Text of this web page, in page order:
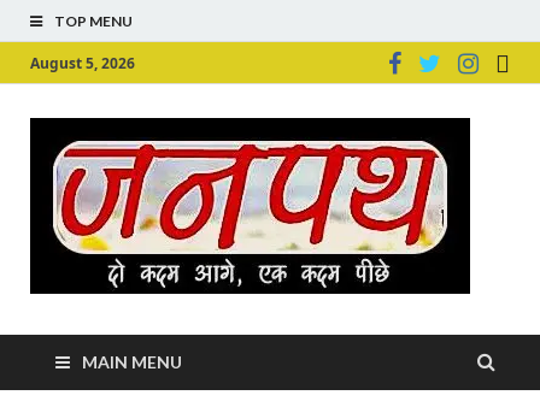
TOP MENU
August 5, 2026
MAIN MENU